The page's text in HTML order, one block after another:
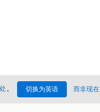
。 切换为英语 而非现在